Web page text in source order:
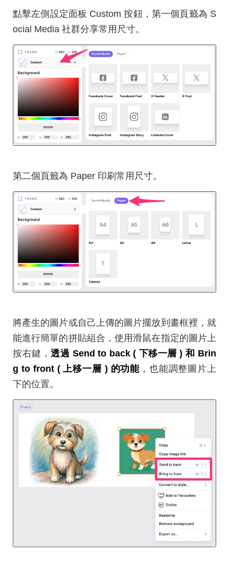
點擊左側設定面板 Custom 按鈕，第一個頁籤為 S
ocial Media 社群分享常用尺寸。
第二個頁籤為 Paper 印刷常用尺寸。
將產生的圖片或自己上傳的圖片擺放到畫框裡，就
能進行簡單的拼貼組合，使用滑鼠在指定的圖片上
按右鍵，透過 Send to back ( 下移一層 ) 和 Brin
g to front ( 上移一層 ) 的功能 ，也能調整圖片上
下的位置。